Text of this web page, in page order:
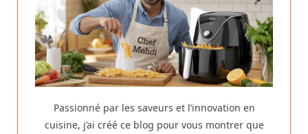
Passionné par les saveurs et l’innovation en
cuisine, j’ai créé ce blog pour vous montrer que